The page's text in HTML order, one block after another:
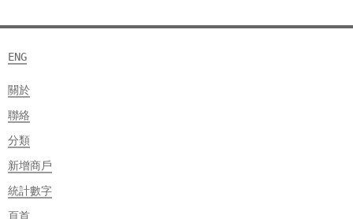
ENG
關於
聯絡
分類
新增商戶
統計數字
頁首